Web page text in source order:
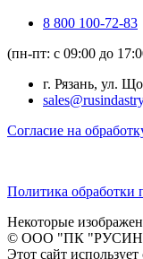
8 800 100-72-83
(пн-пт: с 09:00 до
г. Рязань, ул.
Согласие на
Политика обработки
Некоторые
© ООО "ПК
Этот сайт